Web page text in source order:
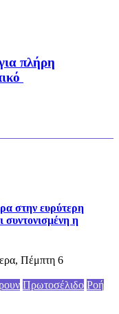
πλήρη
στην ευρύτερη
συντονισμένη η
Πέμπτη 6
Πρωτοσέλιδο Ροή